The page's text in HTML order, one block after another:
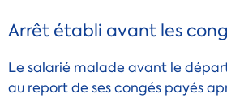
Arrêt établi avant les
Le salarié malade avant le
au report de ses congés payés